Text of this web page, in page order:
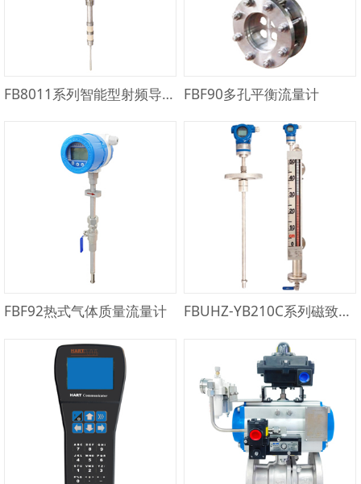
FB8011系列智能型射频导纳物位开关 FBF90多孔平衡流量计
FBF92热式气体质量流量计 FBUHZ-YB210C系列磁致伸缩液位计